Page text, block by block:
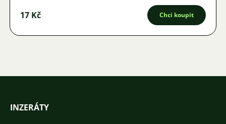
17 Kč Chci koupit
INZERÁTY